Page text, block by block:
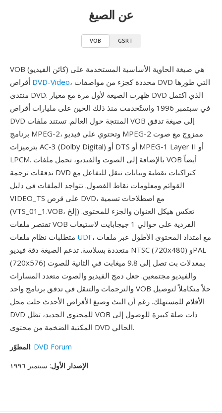
عن الصيغ
VOB GSRT
VOB (كائن الفيديو) هي صيغة الحاوية الأساسية المستخدمة على
DVD-Video، محددة كجزء من مواصفات DVD التي طورها
منتدى DVD. ظهرت الصيغة لأول مرة مع معيار DVD الذي اكتمل
في سبتمبر 1996 واستُخدمت منذ ذلك الحين على مليارات أقراص
DVD المنتجة حول العالم. تستند ملفات VOB إلى صيغة تدفق
برنامج MPEG-2، وتحتوي على فيديو MPEG-2 ممزوج مع صوت
بترميزات AC-3 (Dolby Digital) أو DTS أو MPEG-1 Layer II أو
LPCM. بالإضافة إلى الصوت والفيديو، تحمل ملفات VOB أيضاً
تدفقات ترجمة DVD كتراكبات نقطية وبيانات تنقل للتفاعل مع
القوائم ومعلومات نقاط الفصول. تتواجد الملفات في دليل
VIDEO_TS على قرص DVD، مع اصطلاحات تسمية
(VTS_01_1.VOB، إلخ) تعكس هيكل العنوان والجزء للمحتوى.
تقتصر ملفات VOB الفردية على حوالي 1 جيجابايت لاستيعاب
UDF، مع امتداد المحتوى الأطول عبر ملفات
متعددة بسلاسة. تدعم الصيغة دقة فيديو NTSC (720x480) وPAL
(720x576) بمعدلات بت تصل إلى 9.8 ميغابت في الثانية للصوت
والفيديو مجتمعين. جعل دمج الفيديو والصوت متعدد المسارات
والترجمات والتنقل في تدفق برنامج واحد VOB حلاً متكاملاً لتوصيل
الأفلام للمستهلك. رغم أن البث وصيغ الأقراص الأحدث حلت محل
DVD للمحتوى الجديد، تظل VOB ذات صلة كبيرة للوصول إلى
المكتبة الضخمة من محتوى DVD الحالي.
المطوّر: DVD Forum
الإصدار الأول: سبتمبر ١٩٩٦